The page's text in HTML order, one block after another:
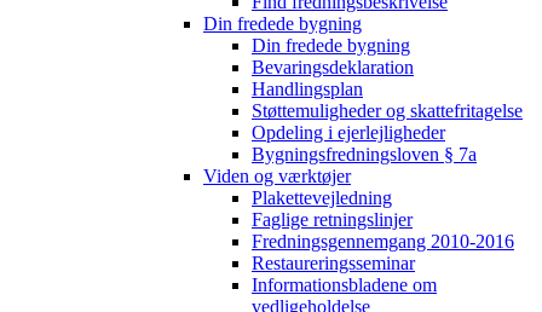
Din fredede bygning
Din fredede bygning
Bevaringsdeklaration
Handlingsplan
Støttemuligheder og skattefritagelse
Opdeling i ejerlejligheder
Bygningsfredningsloven § 7a
Viden og værktøjer
Plakettevejledning
Faglige retningslinjer
Fredningsgennemgang 2010-2016
Restaureringsseminar
Informationsbladene om
vedligeholdelse